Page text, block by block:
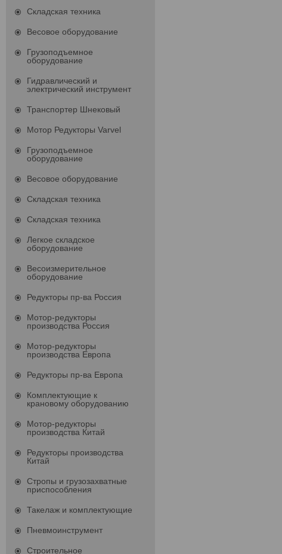
Складская техника
Весовое оборудование
Грузоподъемное
оборудование
Гидравлический и
электрический инструмент
Транспортер Шнековый
Мотор Редукторы Varvel
Грузоподъемное
оборудование
Весовое оборудование
Складская техника
Складская техника
Легкое складское
оборудование
Весоизмерительное
оборудование
Редукторы пр-ва Россия
Мотор-редукторы
производства Россия
Мотор-редукторы
производства Европа
Редукторы пр-ва Европа
Комплектующие к
крановому оборудованию
Мотор-редукторы
производства Китай
Редукторы производства
Китай
Стропы и грузозахватные
приспособления
Такелаж и комплектующие
Пневмоинструмент
Строительное